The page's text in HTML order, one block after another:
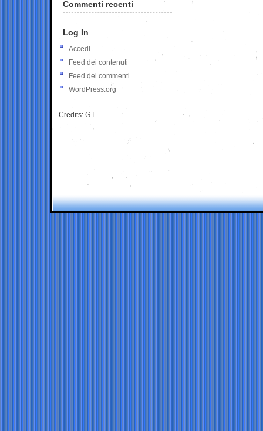
Commenti recenti
Log In
Accedi
Feed dei contenuti
Feed dei commenti
WordPress.org
Credits: G.I